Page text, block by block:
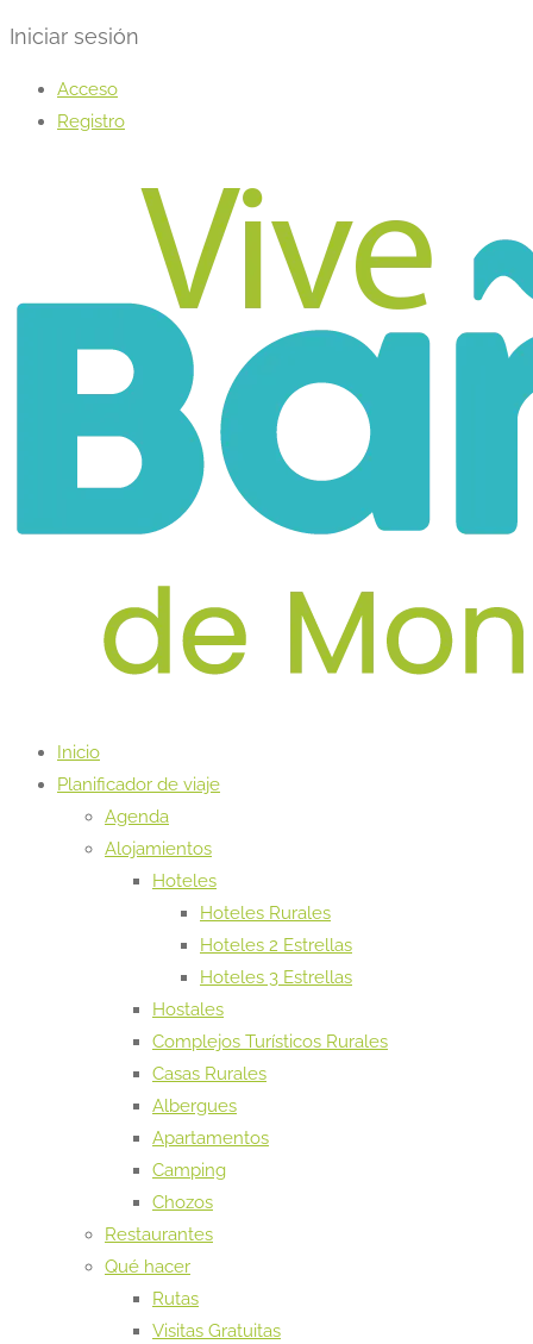
Iniciar sesión
Acceso
Registro
Inicio
Planificador de viaje
Agenda
Alojamientos
Hoteles
Hoteles Rurales
Hoteles 2 Estrellas
Hoteles 3 Estrellas
Hostales
Complejos Turísticos Rurales
Casas Rurales
Albergues
Apartamentos
Camping
Chozos
Restaurantes
Qué hacer
Rutas
Visitas Gratuitas